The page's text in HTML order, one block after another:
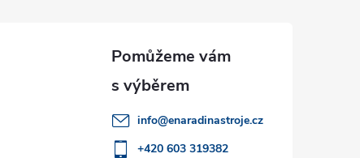
info@enaradinastroje.cz
+420 603 319382